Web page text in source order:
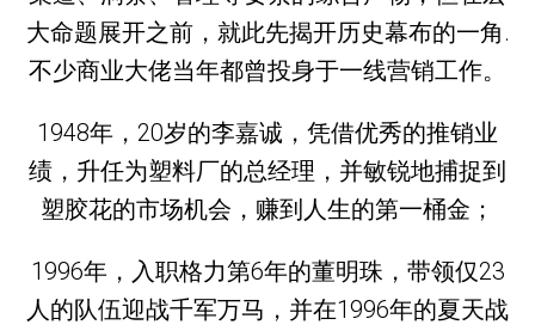
大命题展开之前，就此先揭开历史幕布的一角.
不少商业大佬当年都曾投身于一线营销工作。
1948年，20岁的李嘉诚，凭借优秀的推销业
绩，升任为塑料厂的总经理，并敏锐地捕捉到
塑胶花的市场机会，赚到人生的第一桶金；
1996年，入职格力第6年的董明珠，带领仅23
人的队伍迎战千军万马，并在1996年的夏天战